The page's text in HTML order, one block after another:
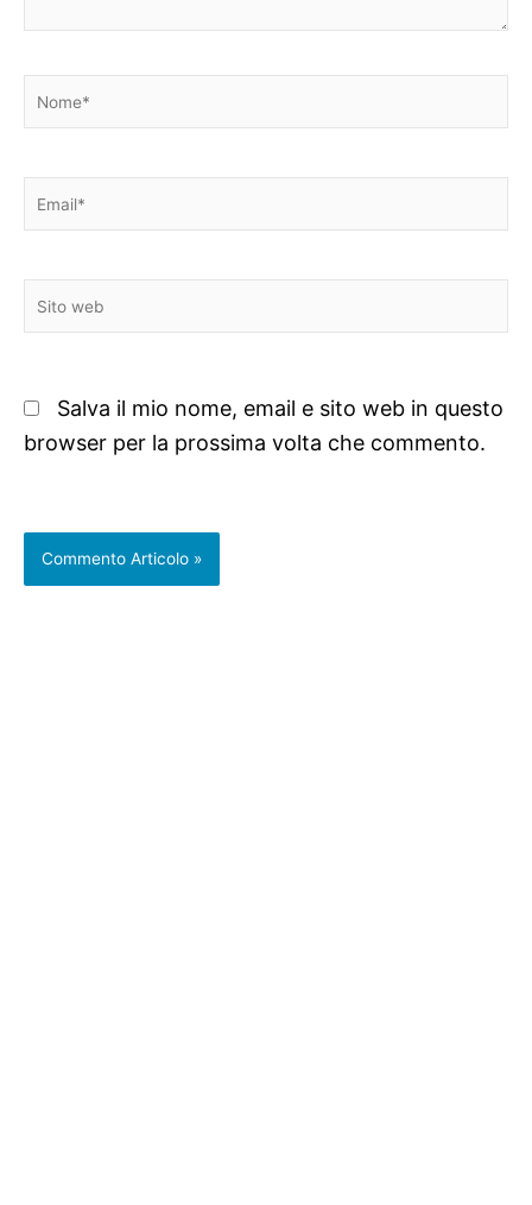
Nome*
Email*
Sito
web
Salva il mio nome, email e sito web in questo
browser per la prossima volta che commento.